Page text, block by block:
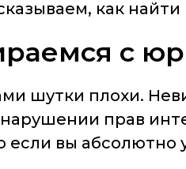
как
с
шутки плохи.
прав
если вы абсолютно